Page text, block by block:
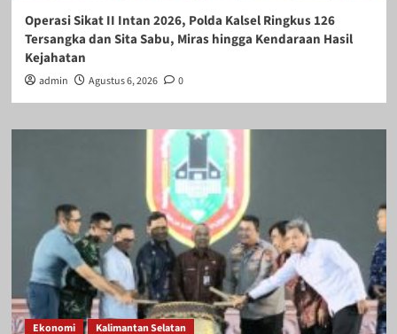
Operasi Sikat II Intan 2026, Polda Kalsel Ringkus 126
Tersangka dan Sita Sabu, Miras hingga Kendaraan Hasil
Kejahatan
admin Agustus 6, 2026 0
Ekonomi Kalimantan Selatan